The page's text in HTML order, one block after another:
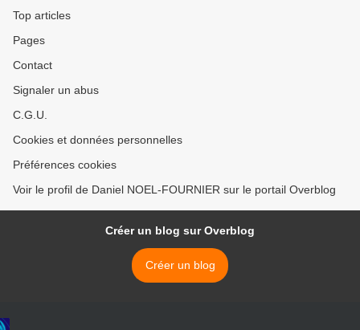
Top articles
Pages
Contact
Signaler un abus
C.G.U.
Cookies et données personnelles
Préférences cookies
Voir le profil de Daniel NOEL-FOURNIER sur le portail Overblog
Créer un blog sur Overblog
Créer un blog